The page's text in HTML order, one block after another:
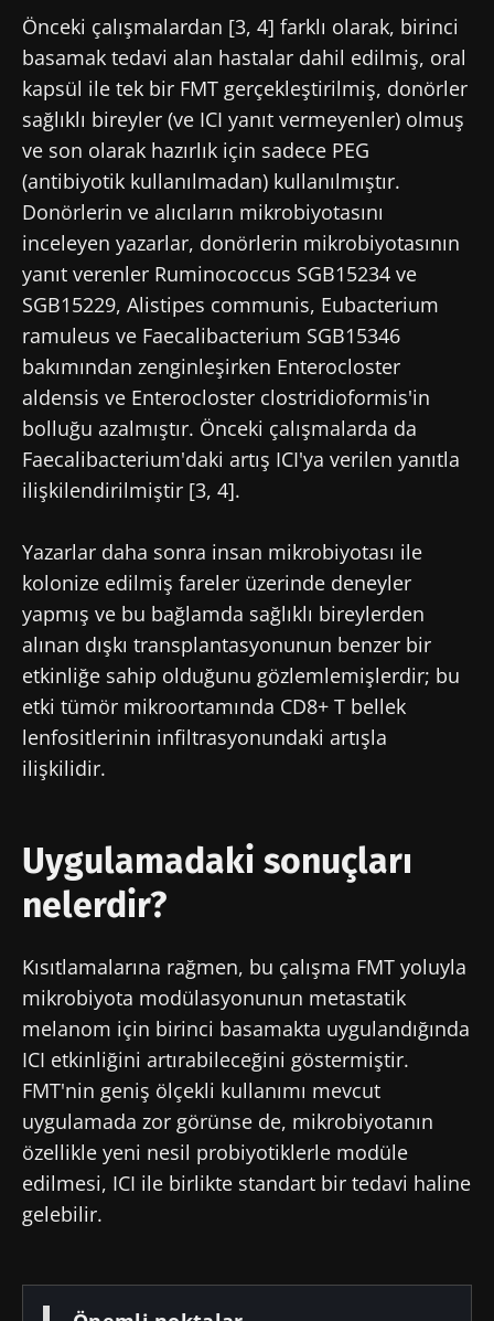
Önceki çalışmalardan [3, 4] farklı olarak, birinci
basamak tedavi alan hastalar dahil edilmiş, oral
kapsül ile tek bir FMT gerçekleştirilmiş, donörler
sağlıklı bireyler (ve ICI yanıt vermeyenler) olmuş
ve son olarak hazırlık için sadece PEG
(antibiyotik kullanılmadan) kullanılmıştır.
Donörlerin ve alıcıların mikrobiyotasını
inceleyen yazarlar, donörlerin mikrobiyotasının
yanıt verenler Ruminococcus SGB15234 ve
SGB15229, Alistipes communis, Eubacterium
ramuleus ve Faecalibacterium SGB15346
bakımından zenginleşirken Enterocloster
aldensis ve Enterocloster clostridioformis'in
bolluğu azalmıştır. Önceki çalışmalarda da
Faecalibacterium'daki artış ICI'ya verilen yanıtla
ilişkilendirilmiştir [3, 4].
Yazarlar daha sonra insan mikrobiyotası ile
kolonize edilmiş fareler üzerinde deneyler
yapmış ve bu bağlamda sağlıklı bireylerden
alınan dışkı transplantasyonunun benzer bir
etkinliğe sahip olduğunu gözlemlemişlerdir; bu
etki tümör mikroortamında CD8+ T bellek
lenfositlerinin infiltrasyonundaki artışla
ilişkilidir.
Uygulamadaki sonuçları
nelerdir?
Kısıtlamalarına rağmen, bu çalışma FMT yoluyla
mikrobiyota modülasyonunun metastatik
melanom için birinci basamakta uygulandığında
ICI etkinliğini artırabileceğini göstermiştir.
FMT'nin geniş ölçekli kullanımı mevcut
uygulamada zor görünse de, mikrobiyotanın
özellikle yeni nesil probiyotiklerle modüle
edilmesi, ICI ile birlikte standart bir tedavi haline
gelebilir.
Yönlendirilmek ve web sitemizi terk etmek
üzeresiniz
Yönlendirilmek
Biocodex Microbiota Enstitüsü web sitesinde
kalın
Biocodex'ten haberler almak için abone
olmak istiyorum
Biocodex Microbiota Institutegenel kullanim
koşullariveveri koruma politikasiokudum ve
kabul ediyorum.
* Zorunlu alan
BMI 20-35
koşullariveveri koruma politikasiokudum ve
kabul ediyorum.
* Zorunlu alan
BMI 20-35
Araştır
15/01/2026
Bağırsak
geçişini
destekleyen
laktobasiller
Makaleyi
okuyun
23/12/2025
Antibiyotik
direnç
genlerinin
mikrobiyota
Makaleyi
okuyun
Mikrobiyota
ve
Alzheimer
hastalığı
Pr. Pascal
Derkinderen
Neurology
department,
U1235,
Nantes,
France
Daha